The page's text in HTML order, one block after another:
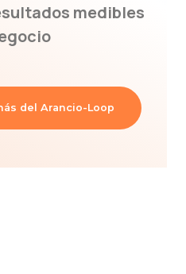
medibles
del Arancio-Loop